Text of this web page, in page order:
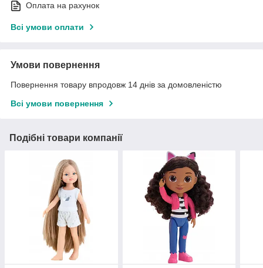
Оплата на рахунок
Всі умови оплати
Умови повернення
Повернення товару впродовж 14 днів за домовленістю
Всі умови повернення
Подібні товари компанії